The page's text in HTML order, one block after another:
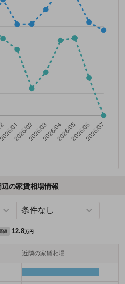
の家賃相場情報
値 12.8万円
近隣の家賃相場